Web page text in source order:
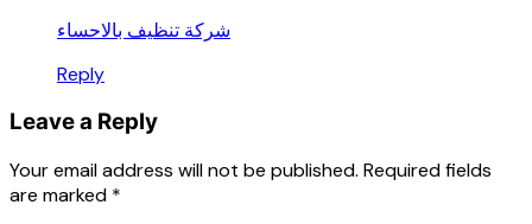
شركة تنظيف بالاحساء
Reply
Leave a Reply
Your email address will not be published. Required fields
are marked *